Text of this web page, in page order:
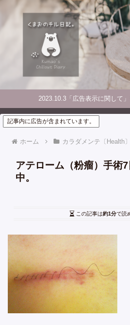
2023.10.3「広告表示に関して」
記事内に広告が含まれています。
ホーム カラダメンテ〔Health〕
アテローム（粉瘤）手術
中。
この記事は約1分で読